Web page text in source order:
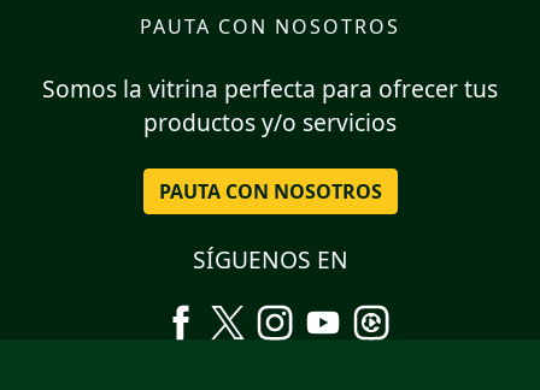
PAUTA CON NOSOTROS
Somos la vitrina perfecta para ofrecer tus
productos y/o servicios
PAUTA CON NOSOTROS
SÍGUENOS EN